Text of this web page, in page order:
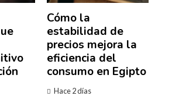
Cómo la
estabilidad de
precios mejora la
eficiencia del
consumo en Egipto
Hace 2 días